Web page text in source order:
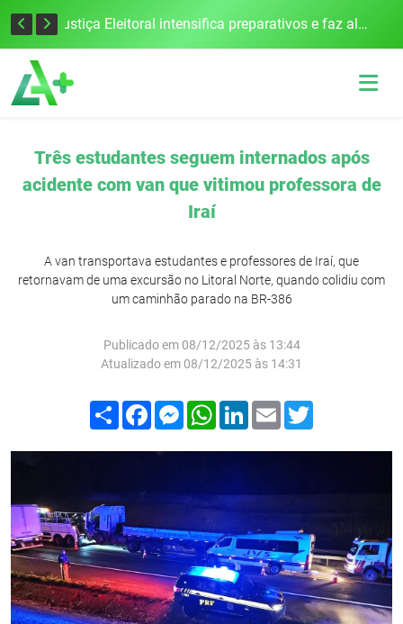
Cobrança do estacionamento rotativo começará em 10 dias em Frederico Westphalen Justiça Eleitoral intensifica preparativos e faz alertas para as Eleições 2026 na 94ª Zona Eleitoral
Três estudantes seguem internados após
acidente com van que vitimou professora de
Iraí
A van transportava estudantes e professores de Iraí, que
retornavam de uma excursão no Litoral Norte, quando colidiu com
um caminhão parado na BR-386
Publicado em 08/12/2025 às 13:44
Atualizado em 08/12/2025 às 14:31
Compartilhar
FacebookMessenger
WhatsApp
LinkedIn
Email